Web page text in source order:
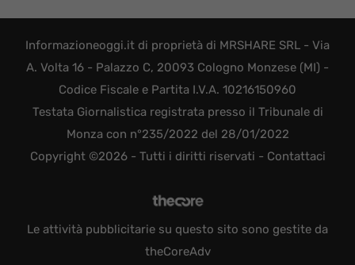
Informazioneoggi.it di proprietà di MRSHARE SRL - Via
A. Volta 16 - Palazzo C, 20093 Cologno Monzese (MI) -
Codice Fiscale e Partita I.V.A. 10216150960
Testata Giornalistica registrata presso il Tribunale di
Monza con n°235/2022 del 28/01/2022
Copyright ©2026 - Tutti i diritti riservati - Contattaci
Le attività pubblicitarie su questo sito sono gestite da
theCoreAdv